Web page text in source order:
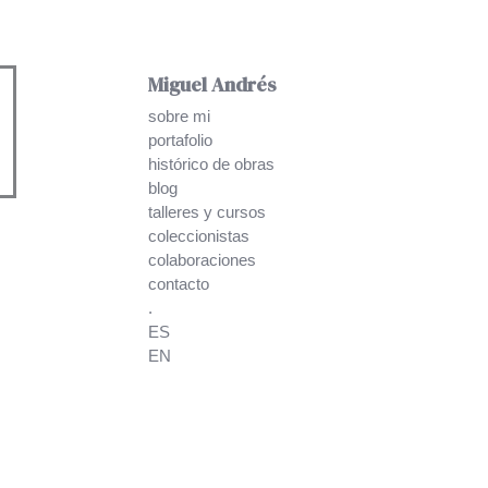
Miguel Andrés
sobre mi
portafolio
histórico de obras
blog
talleres y cursos
coleccionistas
colaboraciones
contacto
.
ES
EN